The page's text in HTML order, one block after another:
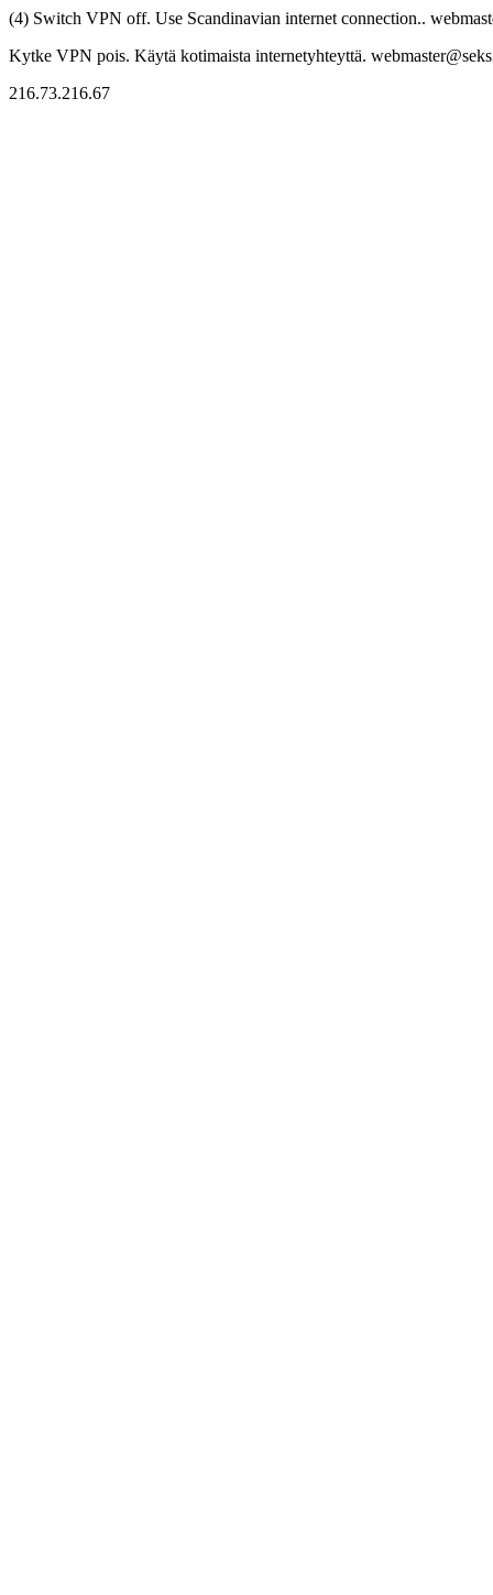
(4) Switch VPN off. Use Scandinavian internet connection..
Kytke VPN pois. Käytä kotimaista internetyhteyttä.
216.73.216.67